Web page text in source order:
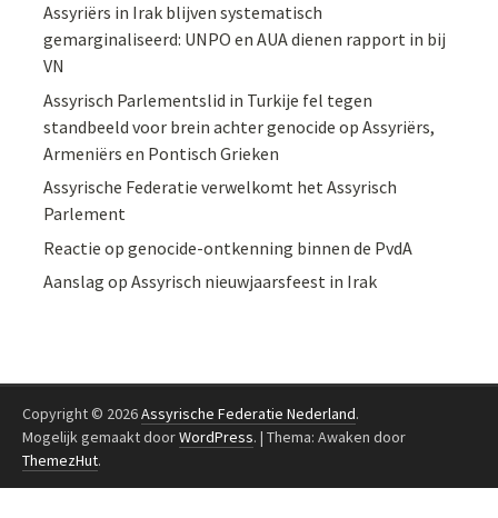
Assyriërs in Irak blijven systematisch
gemarginaliseerd: UNPO en AUA dienen rapport in bij
VN
Assyrisch Parlementslid in Turkije fel tegen
standbeeld voor brein achter genocide op Assyriërs,
Armeniërs en Pontisch Grieken
Assyrische Federatie verwelkomt het Assyrisch
Parlement
Reactie op genocide-ontkenning binnen de PvdA
Aanslag op Assyrisch nieuwjaarsfeest in Irak
Copyright © 2026Assyrische Federatie Nederland.
Mogelijk gemaakt doorWordPress. | Thema: Awaken door
ThemezHut.